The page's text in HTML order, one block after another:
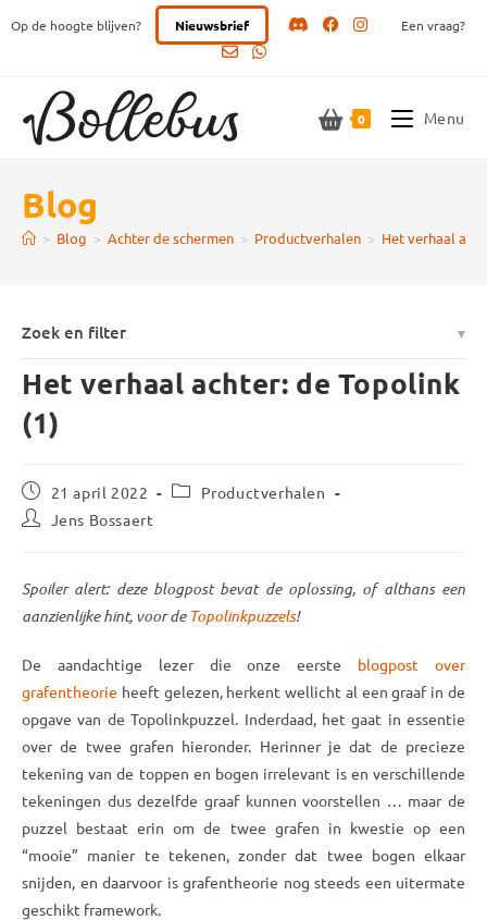
naar
Op de hoogte blijven? Nieuwsbrief Een vraag?
0 Menu
Blog
> Blog > Achter de schermen > Productverhalen > Het verhaal
Zoek en filter
Het verhaal achter: de Topolink
(1)
Bericht
gepubliceerd
op:
21 april 2022 Berichtcategorie:
Productverhalen
BerichtJens Bossaert
Spoiler alert: deze blogpost bevat de oplossing, of althans een
aanzienlijke hint, voor de Topolinkpuzzels!
De aandachtige lezer die onze eerste blogpost over
grafentheorie heeft gelezen, herkent wellicht al een graaf in de
opgave van de Topolinkpuzzel. Inderdaad, het gaat in essentie
over de twee grafen hieronder. Herinner je dat de precieze
tekening van de toppen en bogen irrelevant is en verschillende
tekeningen dus dezelfde graaf kunnen voorstellen … maar de
puzzel bestaat erin om de twee grafen in kwestie op een
“mooie” manier te tekenen, zonder dat twee bogen elkaar
snijden, en daarvoor is grafentheorie nog steeds een uitermate
geschikt framework.